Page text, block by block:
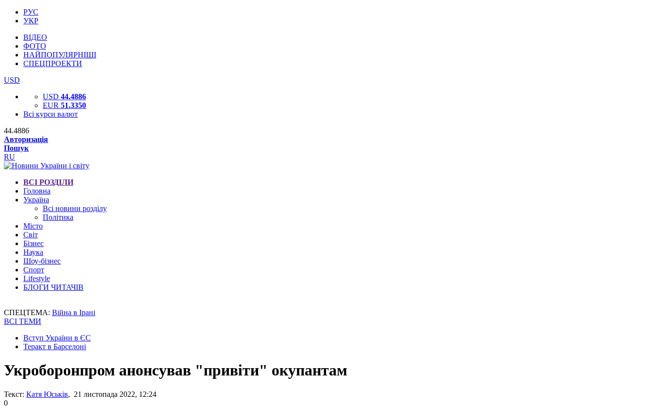
РУС
УКР
ВІДЕО
ФОТО
НАЙПОПУЛЯРНІШІ
СПЕЦПРОЕКТИ
USD
USD 44.4886
EUR 51.3350
Всі курси валют
44.4886
Авторизація
Пошук
RU
ВСІ РОЗДІЛИ
Головна
Україна
Всі новини розділу
Політика
Місто
Світ
Бізнес
Наука
Шоу-бізнес
Спорт
Lifestyle
БЛОГИ ЧИТАЧІВ
СПЕЦТЕМА: Війна в Ірані
ВСІ ТЕМИ
Вступ України в ЄС
Теракт в Барселоні
Укроборонпром анонсував "привіти" окупантам
Текст: Катя Юськів, 21 листопада 2022, 12:24
0